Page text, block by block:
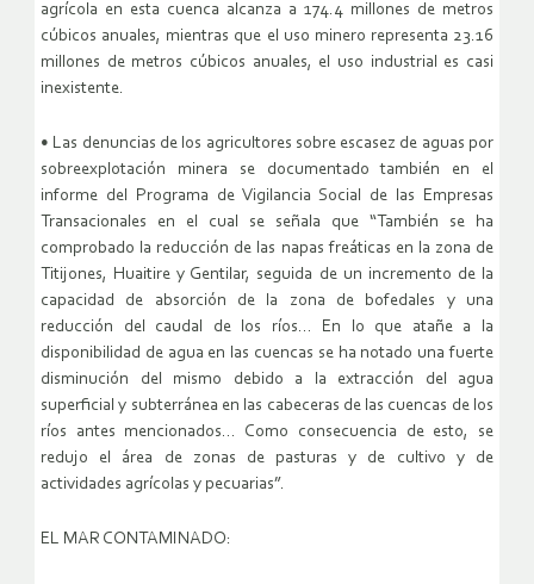
agrícola en esta cuenca alcanza a 174.4 millones de metros
cúbicos anuales, mientras que el uso minero representa 23.16
millones de metros cúbicos anuales, el uso industrial es casi
inexistente.
• Las denuncias de los agricultores sobre escasez de aguas por
sobreexplotación minera se documentado también en el
informe del Programa de Vigilancia Social de las Empresas
Transacionales en el cual se señala que “También se ha
comprobado la reducción de las napas freáticas en la zona de
Titijones, Huaitire y Gentilar, seguida de un incremento de la
capacidad de absorción de la zona de bofedales y una
reducción del caudal de los ríos… En lo que atañe a la
disponibilidad de agua en las cuencas se ha notado una fuerte
disminución del mismo debido a la extracción del agua
superficial y subterránea en las cabeceras de las cuencas de los
ríos antes mencionados… Como consecuencia de esto, se
redujo el área de zonas de pasturas y de cultivo y de
actividades agrícolas y pecuarias”.
EL MAR CONTAMINADO: